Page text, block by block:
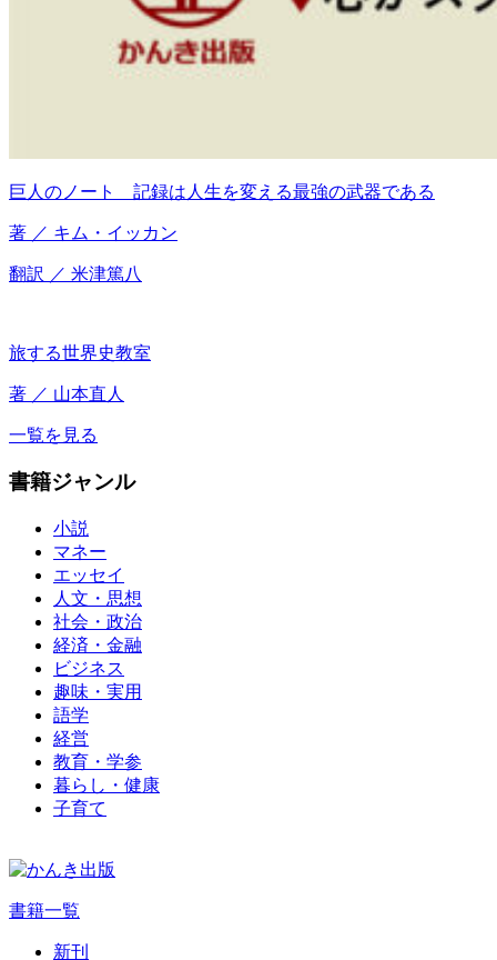
巨人のノート 記録は人生を変える最強の武器である
著 ／ キム・イッカン
翻訳 ／ 米津篤八
旅する世界史教室
著 ／ 山本直人
一覧を見る
書籍ジャンル
小説
マネー
エッセイ
人文・思想
社会・政治
経済・金融
ビジネス
趣味・実用
語学
経営
教育・学参
暮らし・健康
子育て
書籍一覧
新刊